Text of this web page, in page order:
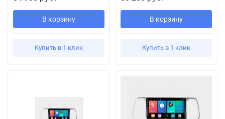
В корзину
Купить в 1 клик
В корзину
Купить в 1 клик